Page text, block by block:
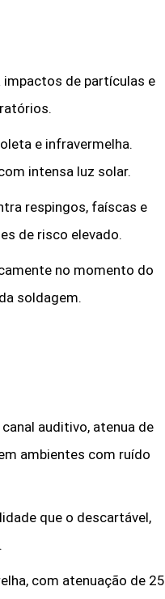
de partículas e
e infravermelha.
intensa luz solar.
respingos, faíscas e
de risco elevado.
no momento do
soldagem.
auditivo, atenua de
ambientes com ruído
que o descartável,
com atenuação de 25